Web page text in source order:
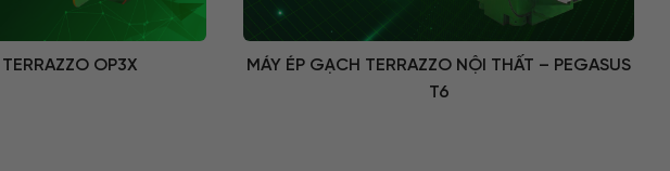
OP3X
MÁY ÉP GẠCH TERRAZZO NỘI THẤT – PEGASUS
T6